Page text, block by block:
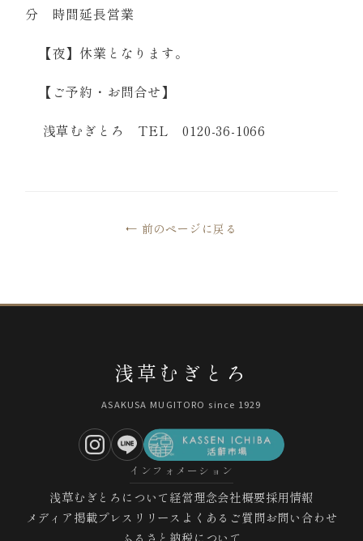
分 時間延長営業
【夜】休業となります。
【ご予約・お問合せ】
浅草むぎとろ TEL 0120-36-1066
← 前のページに戻る
浅草むぎとろ
ASAKUSA MUGITORO since 1929
インフォメーション
浅草むぎとろについて経営理念会社概要採用情報
メディア掲載プレスリリース よくあるご質問お問い合わせ
ふるさと納税について